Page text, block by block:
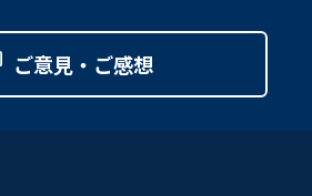
ご意見・ご感想